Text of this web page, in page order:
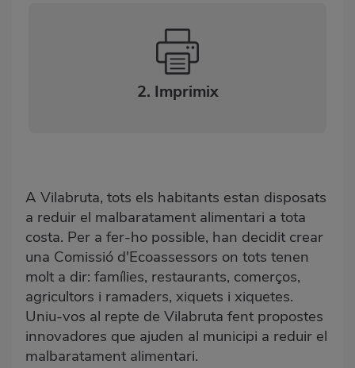
2. Imprimix
A Vilabruta, tots els habitants estan disposats
a reduir el malbaratament alimentari a tota
costa. Per a fer-ho possible, han decidit crear
una Comissió d'Ecoassessors on tots tenen
molt a dir: famílies, restaurants, comerços,
agricultors i ramaders, xiquets i xiquetes.
Uniu-vos al repte de Vilabruta fent propostes
innovadores que ajuden al municipi a reduir el
malbaratament alimentari.